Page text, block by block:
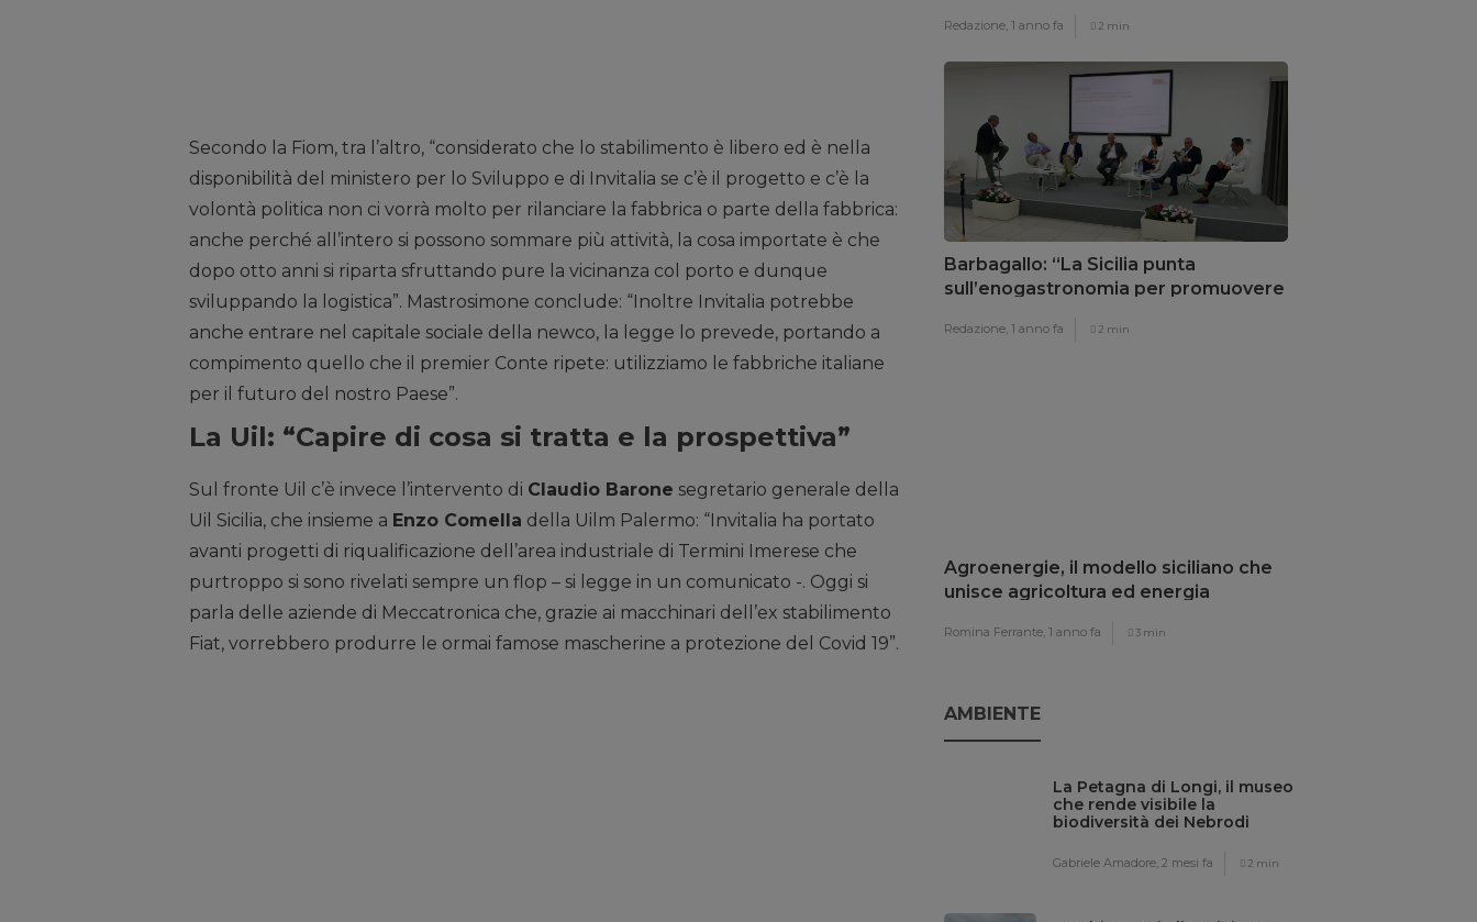
Secondo la Fiom, tra l’altro, “considerato che lo stabilimento è libero ed è nella
disponibilità del ministero per lo Sviluppo e di Invitalia se c’è il progetto e c’è la
volontà politica non ci vorrà molto per rilanciare la fabbrica o parte della fabbrica:
anche perché all’intero si possono sommare più attività, la cosa importate è che
dopo otto anni si riparta sfruttando pure la vicinanza col porto e dunque
sviluppando la logistica”. Mastrosimone conclude: “Inoltre Invitalia potrebbe
anche entrare nel capitale sociale della newco, la legge lo prevede, portando a
compimento quello che il premier Conte ripete: utilizziamo le fabbriche italiane
per il futuro del nostro Paese”.
La Uil: “Capire di cosa si tratta e la prospettiva”
Sul fronte Uil c’è invece l’intervento di Claudio Barone segretario generale della
Uil Sicilia, che insieme a Enzo Comella della Uilm Palermo: “Invitalia ha portato
avanti progetti di riqualificazione dell’area industriale di Termini Imerese che
purtroppo si sono rivelati sempre un flop – si legge in un comunicato -. Oggi si
parla delle aziende di Meccatronica che, grazie ai macchinari dell’ex stabilimento
Fiat, vorrebbero produrre le ormai famose mascherine a protezione del Covid 19”.
Redazione, 1 anno fa 2 min
Barbagallo: “La Sicilia punta
sull’enogastronomia per promuovere
Redazione, 1 anno fa 2 min
Agroenergie, il modello siciliano che
unisce agricoltura ed energia
Romina Ferrante, 1 anno fa 3 min
AMBIENTE
La Petagna di Longi, il museo
che rende visibile la
biodiversità dei Nebrodi
Gabriele Amadore,2 mesi fa 2 min